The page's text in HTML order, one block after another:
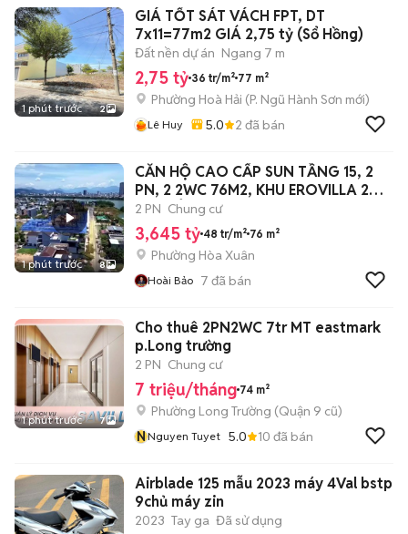
1 phút trước 2
GIÁ TỐT SÁT VÁCH FPT, DT
7x11=77m2 GIÁ 2,75 tỷ (Sổ Hồng)
Đất nền dự án Ngang 7 m
2,75 tỷ 36 tr/m² 77 m²
Phường Hoà Hải (P. Ngũ Hành Sơn mới)
Lê Huy 5.0 2 đã bán
1 phút trước 8
CĂN HỘ CAO CẤP SUN TẦNG 15, 2
PN, 2 2WC 76M2, KHU EROVILLA 2
3.65 TỶ
2 PN Chung cư
3,645 tỷ 48 tr/m² 76 m²
Phường Hòa Xuân
Hoài Bảo 7 đã bán
1 phút trước 7
Cho thuê 2PN2WC 7tr MT eastmark
p.Long trường
2 PN Chung cư
7 triệu/tháng 74 m²
Phường Long Trường (Quận 9 cũ)
NNguyen Tuyet 5.0 10 đã bán
Airblade 125 mẫu 2023 máy 4Val bstp
9chủ máy zin
2023 Tay ga Đã sử dụng